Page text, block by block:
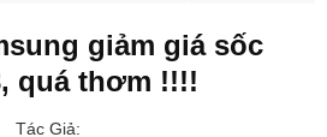
giảm giá sốc
quá thơm !!!!
Tác Giả: